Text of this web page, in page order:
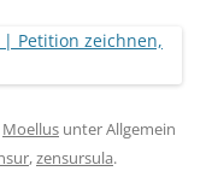
Moellus unter Allgemein
,zensursula.